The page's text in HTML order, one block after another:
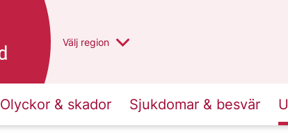
Du har valt region
Välj en annan
region
Olyckor & skador Sjukdomar & besvär